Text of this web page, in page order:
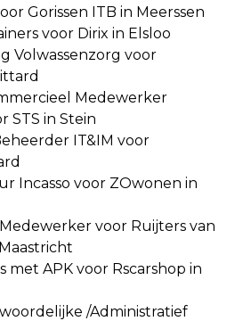
Gorissen ITB in Meerssen
voor Dirix in Elsloo
Volwassenzorg voor
Medewerker
STS in Stein
IT&IM voor
Incasso voor ZOwonen in
voor Ruijters van
APK voor Rscarshop in
/Administratief